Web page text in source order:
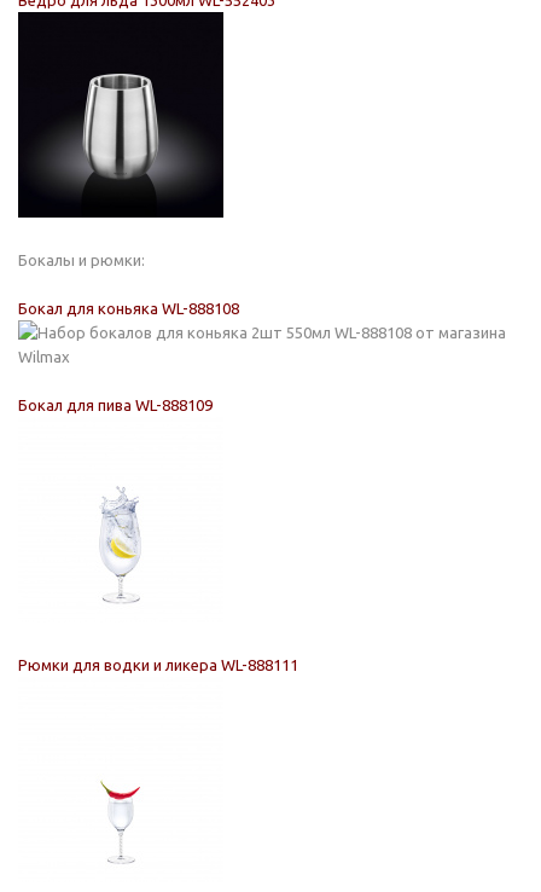
Бокалы и рюмки:
Бокал для коньяка WL-888108
Бокал для пива WL-888109
Рюмки для водки и ликера WL-888111